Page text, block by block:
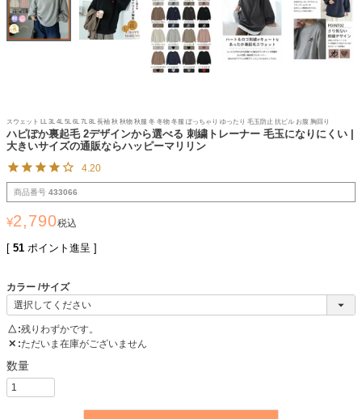
スウェット LL 3L 4L 5L 6L 7L 8L 長袖 秋 秋物 秋服 冬 冬物 冬服 ぽっちゃり ゆったり 毛玉防止 抗ピル お腹 胸回り
ハピぽか裏起毛 2デザインから選べる 刺繍トレーナー 毛玉になりにくい |
大きいサイズの通販ならハッピーマリリン
4.20
商品番号 433066
¥2,790税込
[ 51 ポイント進呈 ]
カラー サイズ
△ 残りわずかです。
✕ ただいま在庫がございません